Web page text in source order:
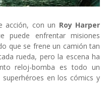
acción, con un Roy Harper
puede enfrentar misiones
que se frene un camión tan
rueda, pero la escena ha
reloj-bomba es todo un
en los cómics y